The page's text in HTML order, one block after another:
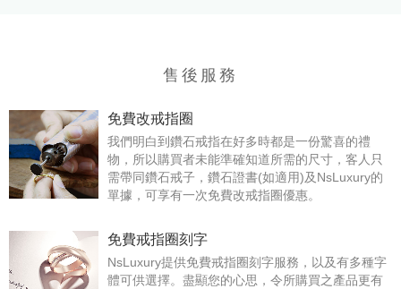
售後服務
免費改戒指圈
我們明白到鑽石戒指在好多時都是一份驚喜的禮
物，所以購買者未能準確知道所需的尺寸，客人只
需帶同鑽石戒子，鑽石證書(如適用)及NsLuxury的
單據，可享有一次免費改戒指圈優惠。
免費戒指圈刻字
NsLuxury提供免費戒指圈刻字服務，以及有多種字
體可供選擇。盡顯您的心思，令所購買之產品更有